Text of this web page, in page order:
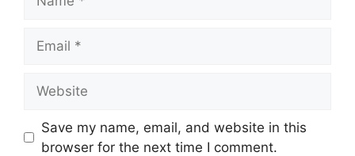
Save my name, email, and website in this
browser for the next time I comment.